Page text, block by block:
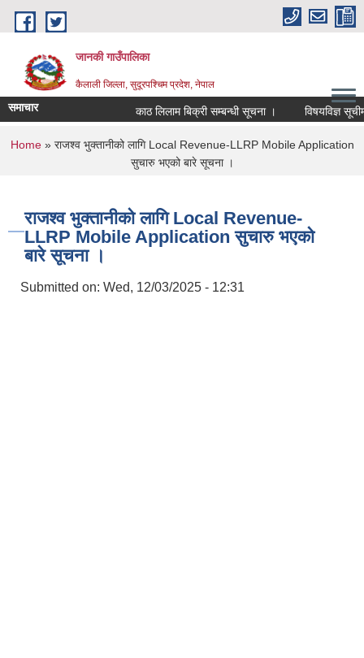
Skip to main content
जानकी गाउँपालिका
कैलाली जिल्ला, सुदूरपश्चिम प्रदेश, नेपाल
समाचार काठ लिलाम बिक्री सम्बन्धी सूचना । विषयविज्ञ
You are here
Home» राजश्व भुक्तानीको लागि Local Revenue-LLRP Mobile Application
सुचारु भएको बारे सूचना ।
राजश्व भुक्तानीको लागि Local Revenue-
LLRP Mobile Application सुचारु भएको
बारे सूचना ।
Submitted on: Wed, 12/03/2025 - 12:31